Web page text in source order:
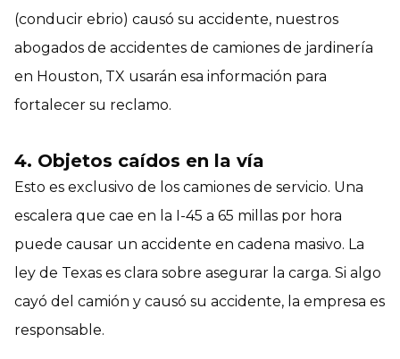
(conducir ebrio) causó su accidente, nuestros
abogados de accidentes de camiones de jardinería
en Houston, TX usarán esa información para
fortalecer su reclamo.
4. Objetos caídos en la vía
Esto es exclusivo de los camiones de servicio. Una
escalera que cae en la I-45 a 65 millas por hora
puede causar un accidente en cadena masivo. La
ley de Texas es clara sobre asegurar la carga. Si algo
cayó del camión y causó su accidente, la empresa es
responsable.